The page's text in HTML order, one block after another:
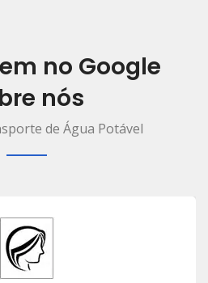
no Google
nós
de Água Potável